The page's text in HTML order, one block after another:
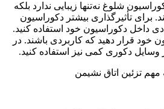
شلوغ نه‌تنها زیبایی ندارد بلکه
برای تأثیرگذاری بیشتر دکوراسیون
داخل دکوراسیون خود استفاده کنید.
خود قرار دهید که کاربردی باشند. در
وسایل دکوری کمی نیز استفاده کنید.